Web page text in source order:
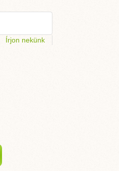
Írjon nekünk